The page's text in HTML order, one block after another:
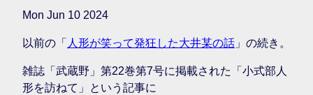
Mon Jun 10 2024
以前の「 人形が笑って発狂した大井某の話 」の続き。
雑誌「武蔵野」第22巻第7号に掲載された「小式部人
形を訪ねて」という記事に